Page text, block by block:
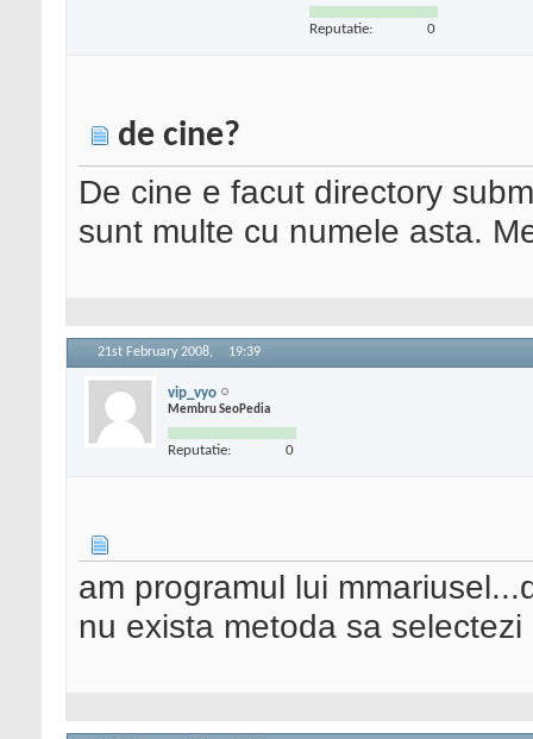
Reputatie: 0
de cine?
De cine e facut directory
sunt multe cu numele asta.
21st February 2008, 19:39
vip_vyo
Membru SeoPedia
Reputatie: 0
am programul lui
nu exista metoda sa